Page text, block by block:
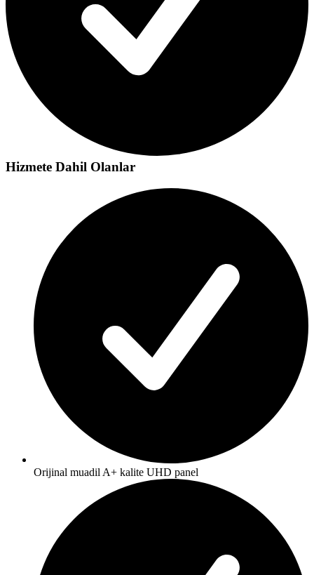
Hizmete Dahil Olanlar
Orijinal muadil A+ kalite UHD panel